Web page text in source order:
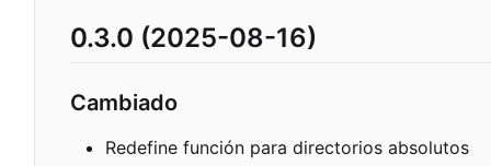
0.3.0 (2025-08-16)
Cambiado
Redefine función para directorios absolutos